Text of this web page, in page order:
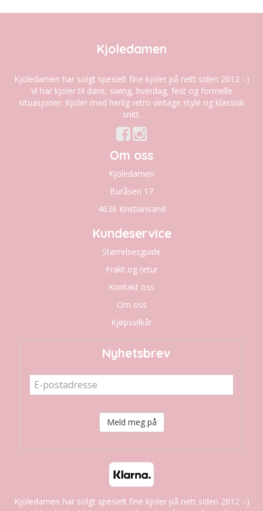
Kjoledamen
Kjoledamen har solgt spesielt fine kjoler på nett siden 2012 :-)
Vi har kjoler til dans, swing, hverdag, fest og formelle
situasjoner. Kjoler med herlig retro vintage style og klassisk
snitt.
Om oss
Kjoledamen
Buråsen 17
4636 Kristiansand
Kundeservice
Størrelsesguide
Frakt og retur
Kontakt oss
Om oss
Kjøpsvilkår
Nyhetsbrev
Meld meg på
Kjoledamen har solgt spesielt fine kjoler på nett siden 2012 :-)